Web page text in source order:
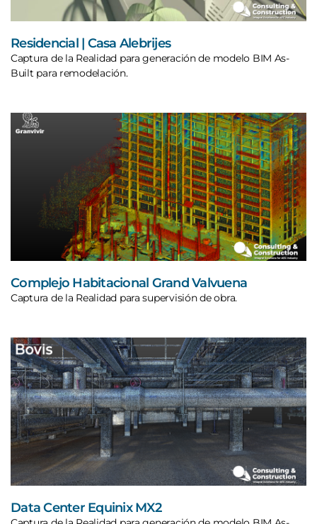
Residencial | Casa Alebrijes
Captura de la Realidad para generación de modelo BIM As-
Built para remodelación.
Complejo Habitacional Grand Valvuena
Captura de la Realidad para supervisión de obra.
Data Center Equinix MX2